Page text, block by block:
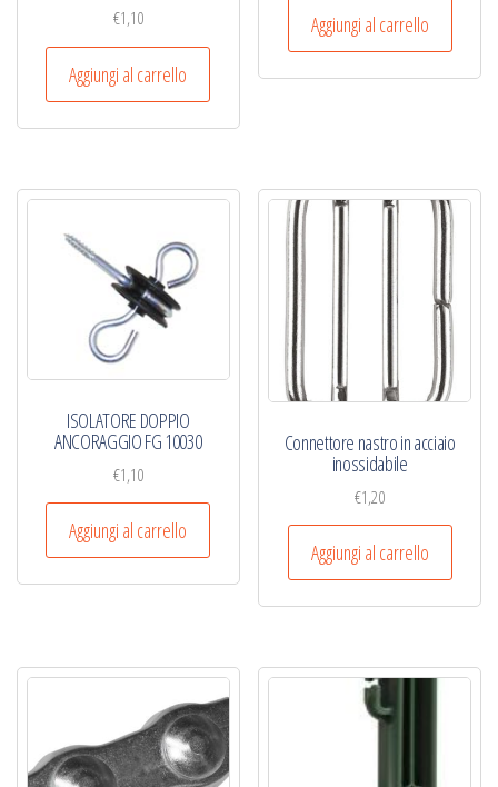
€1,10
Aggiungi al carrello
Aggiungi al carrello
ISOLATORE DOPPIO
ANCORAGGIO FG 10030
€1,10
Aggiungi al carrello
Connettore nastro in acciaio
inossidabile‎
€1,20
Aggiungi al carrello